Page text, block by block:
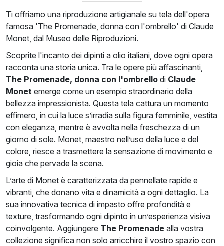
Ti offriamo una riproduzione artigianale su tela dell'opera
famosa 'The Promenade, donna con l'ombrello' di Claude
Monet, dal Museo delle Riproduzioni.
Scoprite l'incanto dei dipinti a olio italiani, dove ogni opera
racconta una storia unica. Tra le opere più affascinanti,
The Promenade, donna con l'ombrello di Claude
Monet emerge come un esempio straordinario della
bellezza impressionista. Questa tela cattura un momento
effimero, in cui la luce s’irradia sulla figura femminile, vestita
con eleganza, mentre è avvolta nella freschezza di un
giorno di sole. Monet, maestro nell’uso della luce e del
colore, riesce a trasmettere la sensazione di movimento e
gioia che pervade la scena.
L’arte di Monet è caratterizzata da pennellate rapide e
vibranti, che donano vita e dinamicità a ogni dettaglio. La
sua innovativa tecnica di impasto offre profondità e
texture, trasformando ogni dipinto in un’esperienza visiva
coinvolgente. Aggiungere The Promenade alla vostra
collezione significa non solo arricchire il vostro spazio con